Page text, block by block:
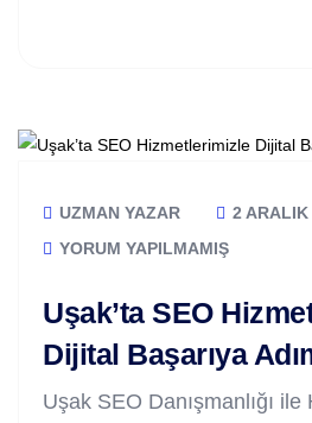
UZMAN YAZAR
2 ARALIK
YORUM YAPILMAMIŞ
Uşak’ta SEO
Dijital Başarıya
Uşak SEO Danışmanlığı